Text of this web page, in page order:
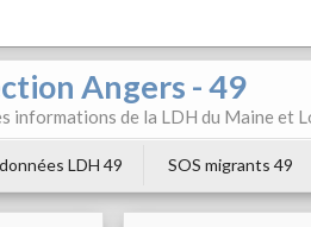
Angers - 49
informations de la LDH du Maine et
LDH 49 SOS migrants 49